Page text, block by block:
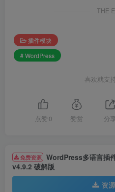
THE
插件模块
# WordPress
喜欢就支
点赞 0 赞赏 分
免费资源 WordPress多语言插
v4.9.2 破解版
资